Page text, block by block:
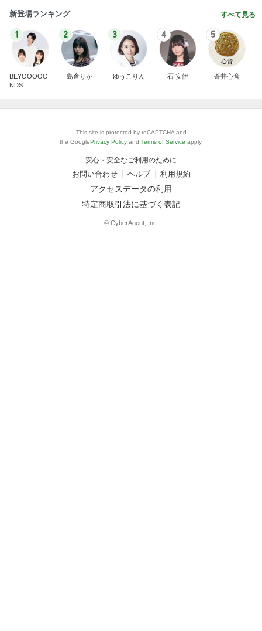
新登場ランキング すべて見る
1
BEYOOOOO
NDS
2
島倉りか
3
ゆうこりん
4
石 安伊
5
蒼井心音
This site is protected by reCAPTCHA and
the GooglePrivacy Policy and Terms of Service apply.
安心・安全なご利用のために
お問い合わせ ヘルプ 利用規約
アクセスデータの利用
特定商取引法に基づく表記
© CyberAgent, Inc.